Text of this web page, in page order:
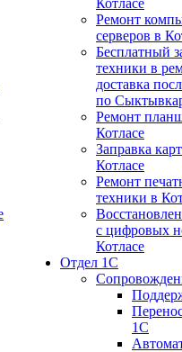
Котлаcе
Ремонт
серверов в
Бесплатный
техники в
доставка
по
Ремонт
Котлаcе
Заправка
Котлаcе
Ремонт
техники в
с цифровых
Котлаcе
Отдел 1С
1С